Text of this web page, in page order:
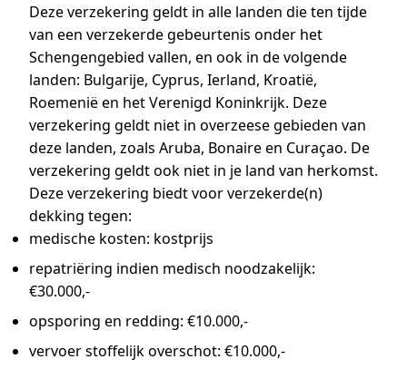
Deze verzekering geldt in alle landen die ten tijde
van een verzekerde gebeurtenis onder het
Schengengebied vallen, en ook in de volgende
landen: Bulgarije, Cyprus, Ierland, Kroatië,
Roemenië en het Verenigd Koninkrijk. Deze
verzekering geldt niet in overzeese gebieden van
deze landen, zoals Aruba, Bonaire en Curaçao. De
verzekering geldt ook niet in je land van herkomst.
Deze verzekering biedt voor verzekerde(n)
dekking tegen:
medische kosten: kostprijs
repatriëring indien medisch noodzakelijk:
€30.000,-
opsporing en redding: €10.000,-
vervoer stoffelijk overschot: €10.000,-